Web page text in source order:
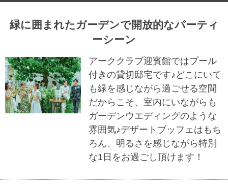
緑に囲まれたガーデンで開放的なパーティ
ーシーン
アーククラブ迎賓館ではプール
付きの貸切邸宅です♪どこにいて
も緑を感じながら過ごせる空間
だからこそ、室内にいながらも
ガーデンウエディングのような
雰囲気♪デザートブッフェはもち
ろん、明るさを感じながら特別
な1日をお過ごし頂けます！